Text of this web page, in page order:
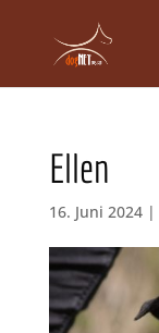
Ellen
16. Juni 2024 |